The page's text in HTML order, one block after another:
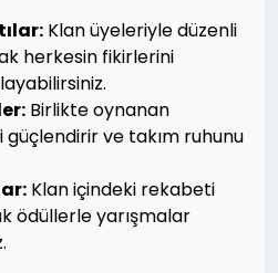
Klan üyeleriyle düzenli
herkesin fikirlerini
Birlikte oynanan
ve takım ruhunu
Klan içindeki rekabeti
ödüllerle yarışmalar